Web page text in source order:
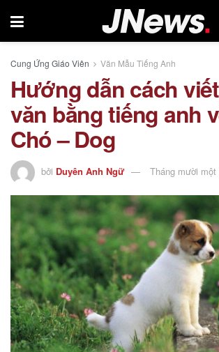
Cung Ứng Giáo Viên Văn Mẫu Tiếng Anh
Hướng dẫn cách
văn bằng tiếng anh
Chó – Dog
bởi Duyên Anh Ngữ Tháng mười một